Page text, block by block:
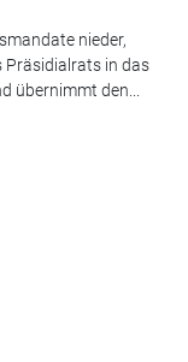
nieder,
Präsidialrats in das
übernimmt den...